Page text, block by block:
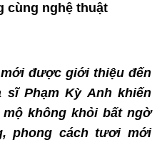
cùng nghệ thuật
được giới thiệu đến
sĩ Phạm Kỳ Anh khiến
không khỏi bất ngờ
phong cách tươi mới